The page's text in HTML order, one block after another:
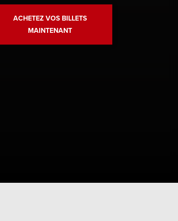
ACHETEZ VOS BILLETS
MAINTENANT